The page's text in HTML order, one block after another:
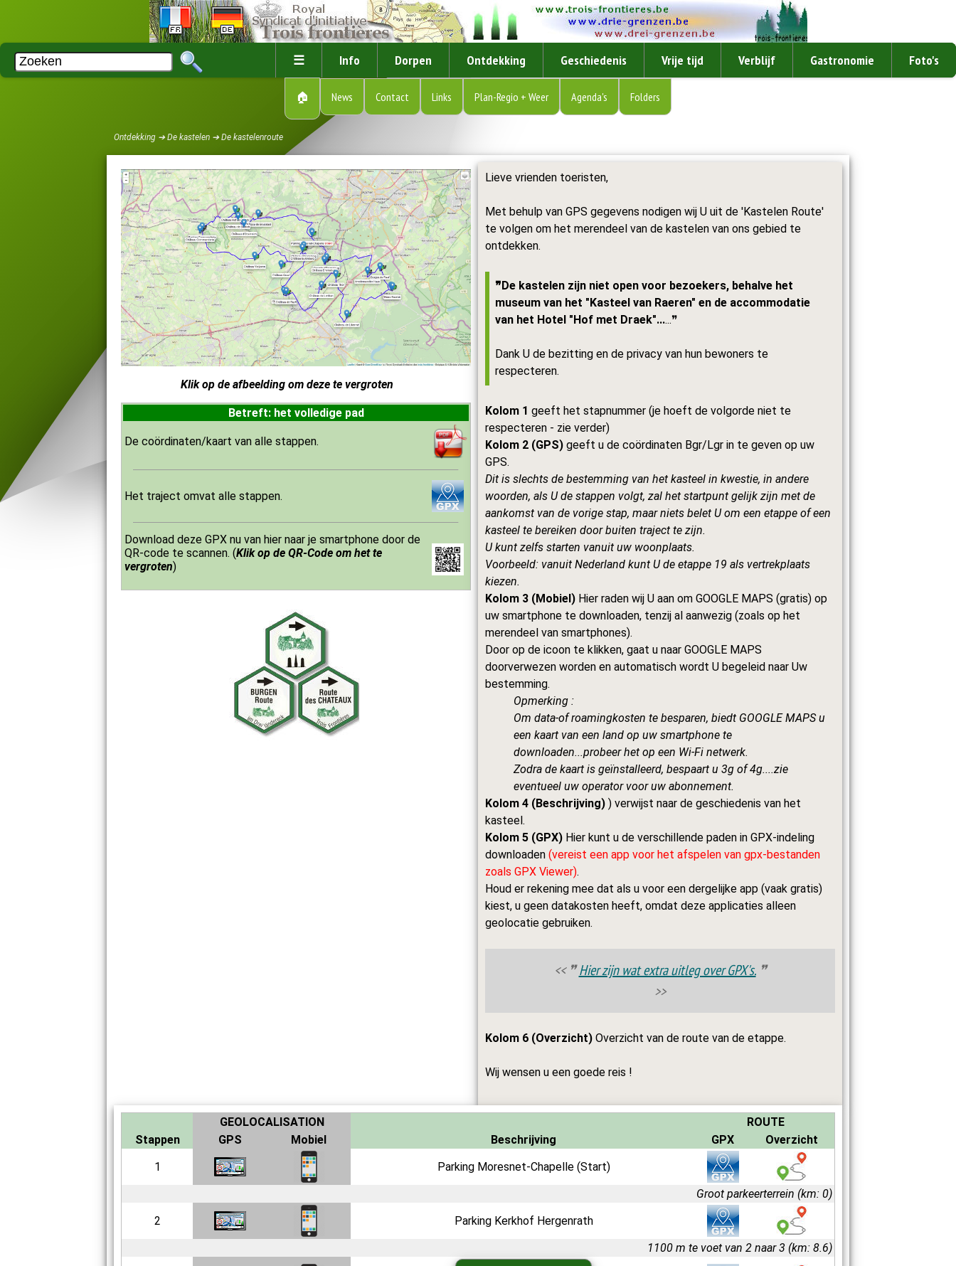
☰ Info Dorpen Ontdekking Geschiedenis Vrije tijd Verblijf Gastronomie Foto's
🏠 News Contact Links Plan-Regio + Weer Agenda's Folders
Ontdekking ➔ De kastelen ➔ De kastelenroute
Klik op de afbeelding om deze te vergroten
Betreft: het volledige pad
De coördinaten/kaart van alle stappen.
Het traject omvat alle stappen.
Download deze GPX nu van hier naar je smartphone door de
QR-code te scannen. (Klik op de QR-Code om het te
vergroten)
Lieve vrienden toeristen,
Met behulp van GPS gegevens nodigen wij U uit de 'Kastelen Route'
te volgen om het merendeel van de kastelen van ons gebied te
ontdekken.
❞De kastelen zijn niet open voor bezoekers, behalve het
museum van het "Kasteel van Raeren" en de accommodatie
van het Hotel "Hof met Draek"......❞
Dank U de bezitting en de privacy van hun bewoners te
respecteren.
Kolom 1 geeft het stapnummer (je hoeft de volgorde niet te
respecteren - zie verder)
Kolom 2 (GPS) geeft u de coördinaten Bgr/Lgr in te geven op uw
GPS.
Dit is slechts de bestemming van het kasteel in kwestie, in andere
woorden, als U de stappen volgt, zal het startpunt gelijk zijn met de
aankomst van de vorige stap, maar niets belet U om een etappe of een
kasteel te bereiken door buiten traject te zijn.
U kunt zelfs starten vanuit uw woonplaats.
Voorbeeld: vanuit Nederland kunt U de etappe 19 als vertrekplaats
kiezen.
Kolom 3 (Mobiel) Hier raden wij U aan om GOOGLE MAPS (gratis) op
uw smartphone te downloaden, tenzij al aanwezig (zoals op het
merendeel van smartphones).
Door op de icoon te klikken, gaat u naar GOOGLE MAPS
doorverwezen worden en automatisch wordt U begeleid naar Uw
bestemming.
Opmerking :
Om data-of roamingkosten te besparen, biedt GOOGLE MAPS u
een kaart van een land op uw smartphone te
downloaden...probeer het op een Wi-Fi netwerk.
Zodra de kaart is geïnstalleerd, bespaart u 3g of 4g....zie
eventueel uw operator voor uw abonnement.
Kolom 4 (Beschrijving) ) verwijst naar de geschiedenis van het
kasteel.
Kolom 5 (GPX) Hier kunt u de verschillende paden in GPX-indeling
downloaden (vereist een app voor het afspelen van gpx-bestanden
zoals GPX Viewer).
Houd er rekening mee dat als u voor een dergelijke app (vaak gratis)
kiest, u geen datakosten heeft, omdat deze applicaties alleen
geolocatie gebruiken.
❞Hier zijn wat extra uitleg over GPX's.❞
Kolom 6 (Overzicht) Overzicht van de route van de etappe.
Wij wensen u een goede reis !
GEOLOCALISATION
ROUTE
Stappen
GPS Mobiel Beschrijving GPX
Overzicht
1
Parking Moresnet-Chapelle (Start)
Groot parkeerterrein (km: 0)
2
Parking Kerkhof Hergenrath
1100 m te voet van 2 naar 3 (km: 8.6)